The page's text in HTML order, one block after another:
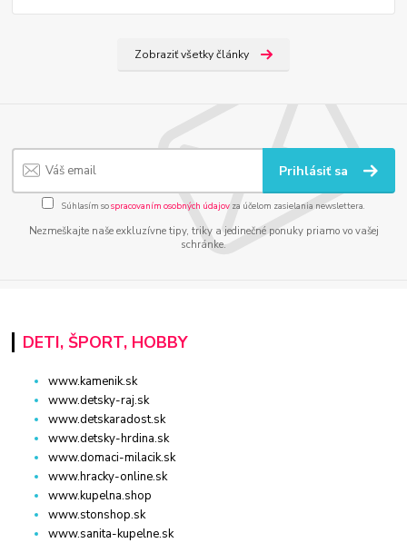
Zobraziť všetky články
Prihlásiť sa
Súhlasím sospracovaním osobných údajov za účelom zasielania newslettera.
Nezmeškajte naše exkluzívne tipy, triky a jedinečné ponuky priamo vo vašej
schránke.
DETI, ŠPORT, HOBBY
www.kamenik.sk
www.detsky-raj.sk
www.detskaradost.sk
www.detsky-hrdina.sk
www.domaci-milacik.sk
www.hracky-online.sk
www.kupelna.shop
www.stonshop.sk
www.sanita-kupelne.sk